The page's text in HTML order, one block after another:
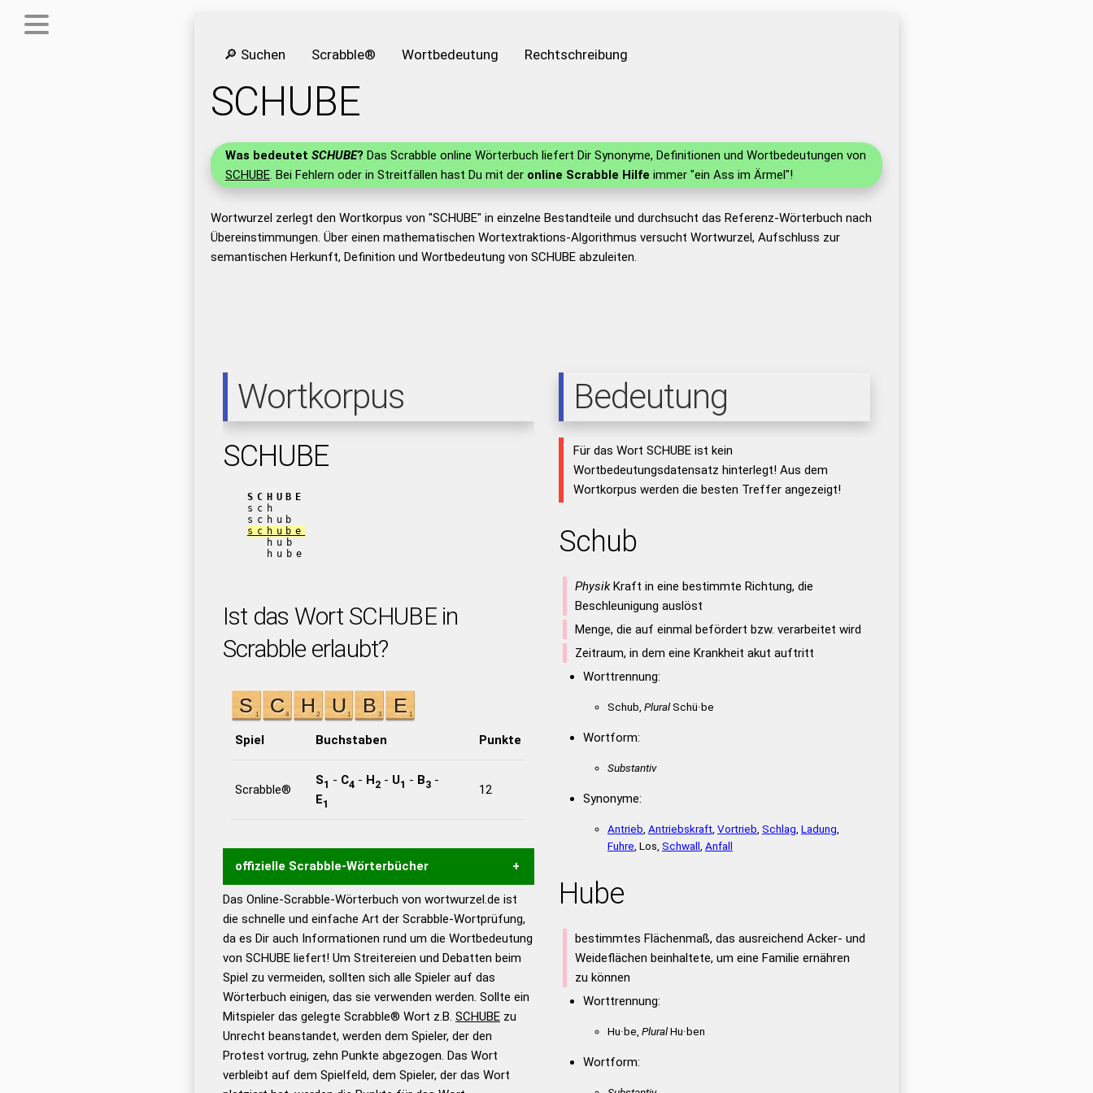
🔎 Suchen Scrabble® Wortbedeutung Rechtschreibung
SCHUBE
Was bedeutet SCHUBE? Das Scrabble online Wörterbuch liefert Dir Synonyme, Definitionen und Wortbedeutungen von
SCHUBE. Bei Fehlern oder in Streitfällen hast Du mit der online Scrabble Hilfe immer "ein Ass im Ärmel"!
Wortwurzel zerlegt den Wortkorpus von "SCHUBE" in einzelne Bestandteile und durchsucht das Referenz-Wörterbuch nach
Übereinstimmungen. Über einen mathematischen Wortextraktions-Algorithmus versucht Wortwurzel, Aufschluss zur
semantischen Herkunft, Definition und Wortbedeutung von SCHUBE abzuleiten.
Wortkorpus
SCHUBE
SCHUBE
sch
schub
schube
hub
hube
Ist das Wort SCHUBE in
Scrabble erlaubt?
Spiel Buchstaben Punkte
Scrabble®
S1 - C4 - H2- U1 - B3-
E1
12
offizielle Scrabble-Wörterbücher
Wortwurzel liefert mit Hilfe eines semantischen
Wortanalyse-Algorithmus gute Anhaltspunkte zu
Wortbedeutung, Worttrennung und Wortform, um die
Gültigkeit eines Wortes für das Scrabble-Spiel zu
bestimmen! zugelassene Turnier Scrabble-
Wörterbücher sind:
Duden – Standardwerk in 12
Bänden
Duden – Richtiges und gutes
Das Online-Scrabble-Wörterbuch von wortwurzel.de ist
die schnelle und einfache Art der Scrabble-Wortprüfung,
da es Dir auch Informationen rund um die Wortbedeutung
von SCHUBE liefert! Um Streitereien und Debatten beim
Spiel zu vermeiden, sollten sich alle Spieler auf das
Wörterbuch einigen, das sie verwenden werden. Sollte ein
Mitspieler das gelegte Scrabble® Wort z.B. SCHUBEzu
Unrecht beanstandet, werden dem Spieler, der den
Protest vortrug, zehn Punkte abgezogen. Das Wort
verbleibt auf dem Spielfeld, dem Spieler, der das Wort
Bedeutung
Für das Wort SCHUBE ist kein
Wortbedeutungsdatensatz hinterlegt! Aus dem
Wortkorpus werden die besten Treffer angezeigt!
Schub
PhysikKraft in eine bestimmte Richtung, die
Beschleunigung auslöst
Menge, die auf einmal befördert bzw. verarbeitet wird
Zeitraum, in dem eine Krankheit akut auftritt
Worttrennung:
Schub, PluralSchü·be
Wortform:
Substantiv
Synonyme:
Antrieb Antriebskraft, Vortrieb Schlag Ladung
Fuhre , Los, Schwall Anfall
Hube
bestimmtes Flächenmaß, das ausreichend Acker- und
Weideflächen beinhaltete, um eine Familie ernähren
zu können
Worttrennung:
Hu·be, PluralHu·ben
Wortform: